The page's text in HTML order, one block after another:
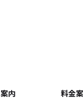
内 料金